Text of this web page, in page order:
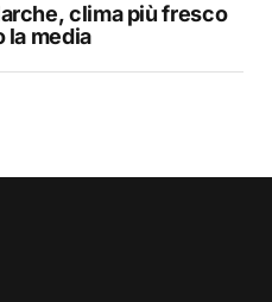
clima più fresco
la media